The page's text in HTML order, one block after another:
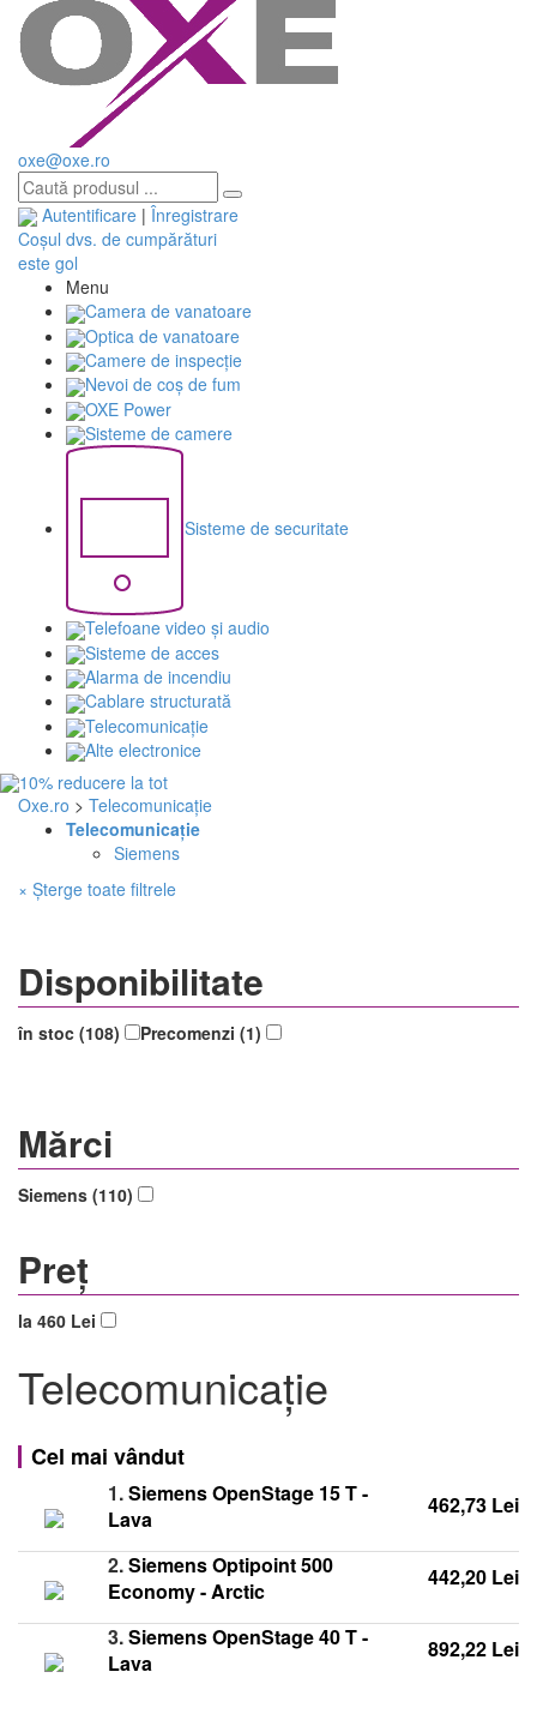
oxe@oxe.ro
Autentificare | Înregistrare
Coșul dvs. de cumpărături
este gol
Menu
Camera de vanatoare
Optica de vanatoare
Camere de inspecție
Nevoi de coș de fum
OXE Power
Sisteme de camere
Sisteme de securitate
Telefoane video și audio
Sisteme de acces
Alarma de incendiu
Cablare structurată
Telecomunicaţie
Alte electronice
Oxe.ro > Telecomunicaţie
Telecomunicaţie
Siemens
× Șterge toate filtrele
Disponibilitate
în stoc (108) Precomenzi (1)
Mărci
Siemens (110)
Preț
la 460 Lei
Telecomunicaţie
Cel mai vândut
1.Siemens OpenStage 15 T -
Lava
462,73 Lei
2.Siemens Optipoint 500
Economy - Arctic
442,20 Lei
3.Siemens OpenStage 40 T -
Lava
892,22 Lei